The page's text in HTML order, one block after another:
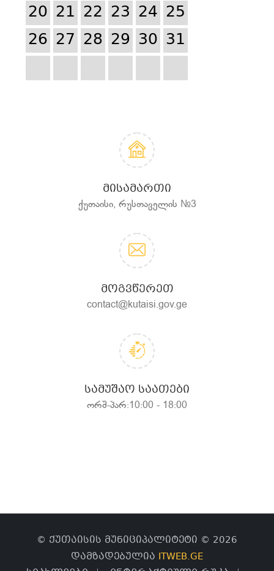
20 21 22 23 24 25
26 27 28 29 30 31
ᲛᲘᲡᲐᲛᲐᲠᲗᲘ
ქუთაისი, რუსთაველის №3
ᲛᲝᲒᲕᲬᲔᲠᲔᲗ
contact@kutaisi.gov.ge
ᲡᲐᲛᲣᲨᲐᲝ ᲡᲐᲐᲗᲔᲑᲘ
ორშ-პარ:10:00 - 18:00
© ქუთაისის მუნიციპალიტეტი © 2026
დამზადებულია ITWEB.GE